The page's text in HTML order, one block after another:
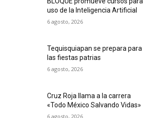
uso de la Inteligencia Artificial
6 agosto, 2026
Tequisquiapan se prepara para
las fiestas patrias
6 agosto, 2026
Cruz Roja llama a la carrera
«Todo México Salvando Vidas»
6 agosto, 2026